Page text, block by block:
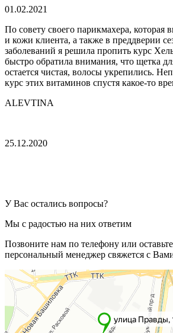
01.02.2021
По совету своего парикмахера, которая
и кожи клиента, а также в преддверии
заболеваний я решила пропить курс
быстро обратила внимания, что щетка
остается чистая, волосы укрепились.
курс этих витаминов спустя какое-то
ALEVTINA
25.12.2020
У Вас остались вопросы?
Мы с радостью на них ответим
Позвоните нам по телефону или оставьте
персональный менеджер свяжется с